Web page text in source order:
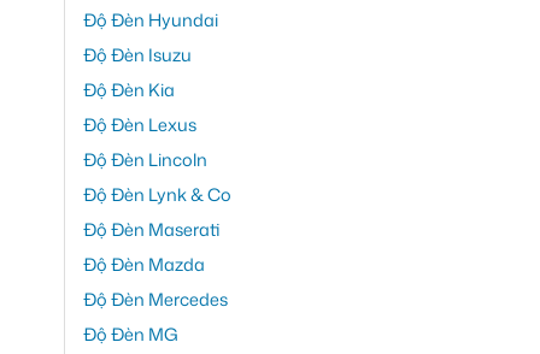
Độ Đèn Hyundai
Độ Đèn Isuzu
Độ Đèn Kia
Độ Đèn Lexus
Độ Đèn Lincoln
Độ Đèn Lynk & Co
Độ Đèn Maserati
Độ Đèn Mazda
Độ Đèn Mercedes
Độ Đèn MG